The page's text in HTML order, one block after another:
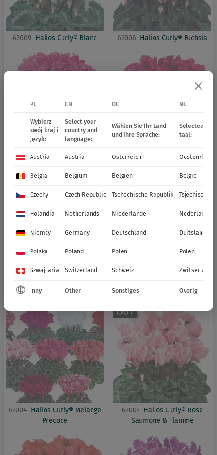
62009 Halios Curly® Blanc 62006 Halios Curly® Fuchsia
62024
Halios Curly® Fuchsia
62085 Halios Curly® Magenta
62004 Halios Curly® Melange
Precoce
62007 Halios Curly® Rose
Saumone & Flamme
PL EN DE NL
Wybierz
swój kraj i
język:
Select your
country and
language:
Wählen Sie Ihr Land
und Ihre Sprache:
Selecteer uw
taal:
Austria Austria Österreich Oostenrijk
Belgia Belgium Belgien België
Czechy Czech Republic Tschechische Republik Tsjechische
Holandia Netherlands Niederlande Nederland
Niemcy Germany Deutschland Duitsland
Polska Poland Polen Polen
Szwajcaria Switzerland Schweiz Zwitserland
Inny Other Sonstiges Overig